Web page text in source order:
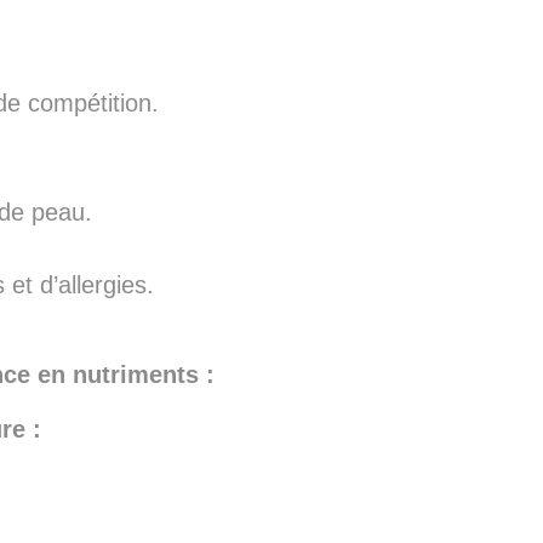
compétition.
peau.
d’allergies.
en nutriments :
: